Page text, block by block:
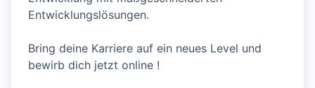
Entwicklungslösungen.
Bring deine Karriere auf ein neues Level und
bewirb dich jetzt online !